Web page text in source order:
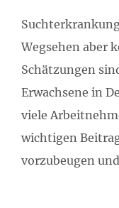
Wegsehen aber
Schätzungen
Erwachsene in
viele
wichtigen
vorzubeugen